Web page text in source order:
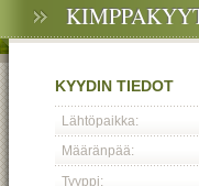
KYYDIN TIEDOT
Lähtöpaikka:
Määränpää:
Tyyppi: